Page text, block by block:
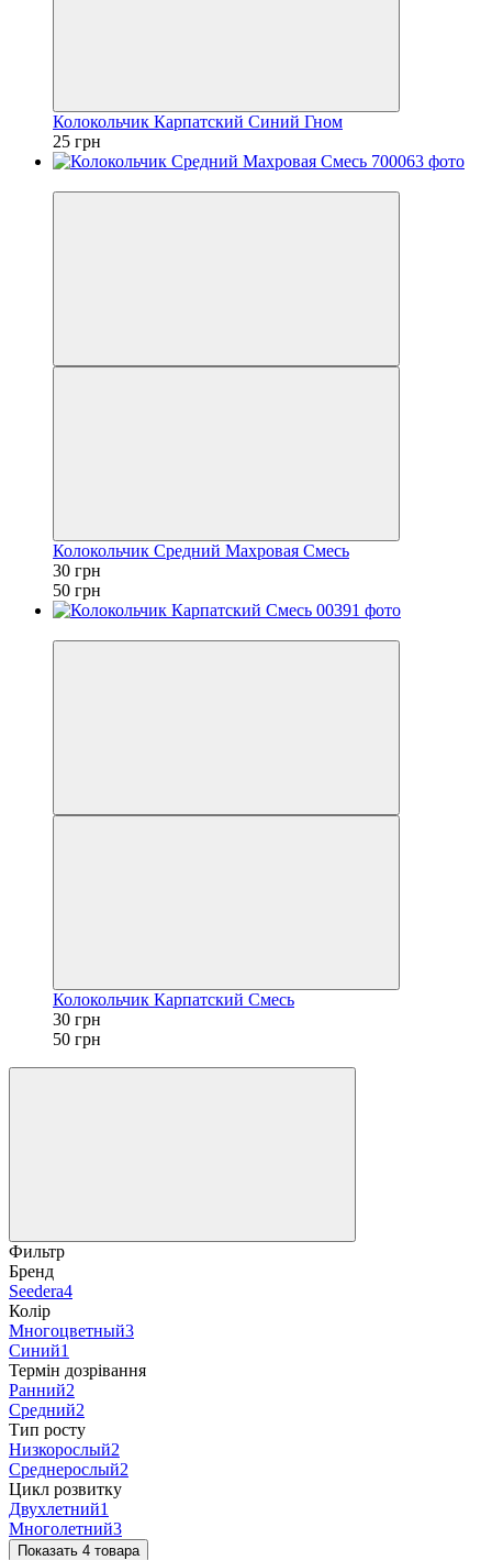
Колокольчик Карпатский Синий Гном
25 грн
Колокольчик Средний Махровая Смесь
30 грн
50 грн
Колокольчик Карпатский Смесь
30 грн
50 грн
Фильтр
Бренд
Seedera4
Колір
Многоцветный3
Синий1
Термін дозрівання
Ранний2
Средний2
Тип росту
Низкорослый2
Среднерослый2
Цикл розвитку
Двухлетний1
Многолетний3
Показать 4 товара